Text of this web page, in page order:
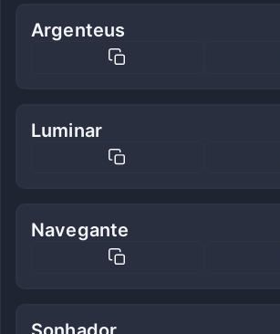
Argenteus
Luminar
Navegante